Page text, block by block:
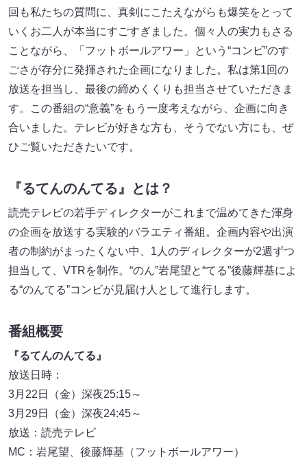
回も私たちの質問に、真剣にこたえながらも爆笑をとって
いくお二人が本当にすごすぎました。個々人の実力もさる
ことながら、「フットボールアワー」という“コンビ”のす
ごさが存分に発揮された企画になりました。私は第1回の
放送を担当し、最後の締めくくりも担当させていただきま
す。この番組の“意義”をもう一度考えながら、企画に向き
合いました。テレビが好きな方も、そうでない方にも、ぜ
ひご覧いただきたいです。
『るてんのんてる』とは？
読売テレビの若手ディレクターがこれまで温めてきた渾身
の企画を放送する実験的バラエティ番組。企画内容や出演
者の制約がまったくない中、1人のディレクターが2週ずつ
担当して、VTRを制作。“のん”岩尾望と“てる”後藤輝基によ
る“のんてる”コンビが見届け人として進行します。
番組概要
『るてんのんてる』
放送日時：
3月22日（金）深夜25:15～
3月29日（金）深夜24:45～
放送：読売テレビ
MC：岩尾望、後藤輝基（フットボールアワー）